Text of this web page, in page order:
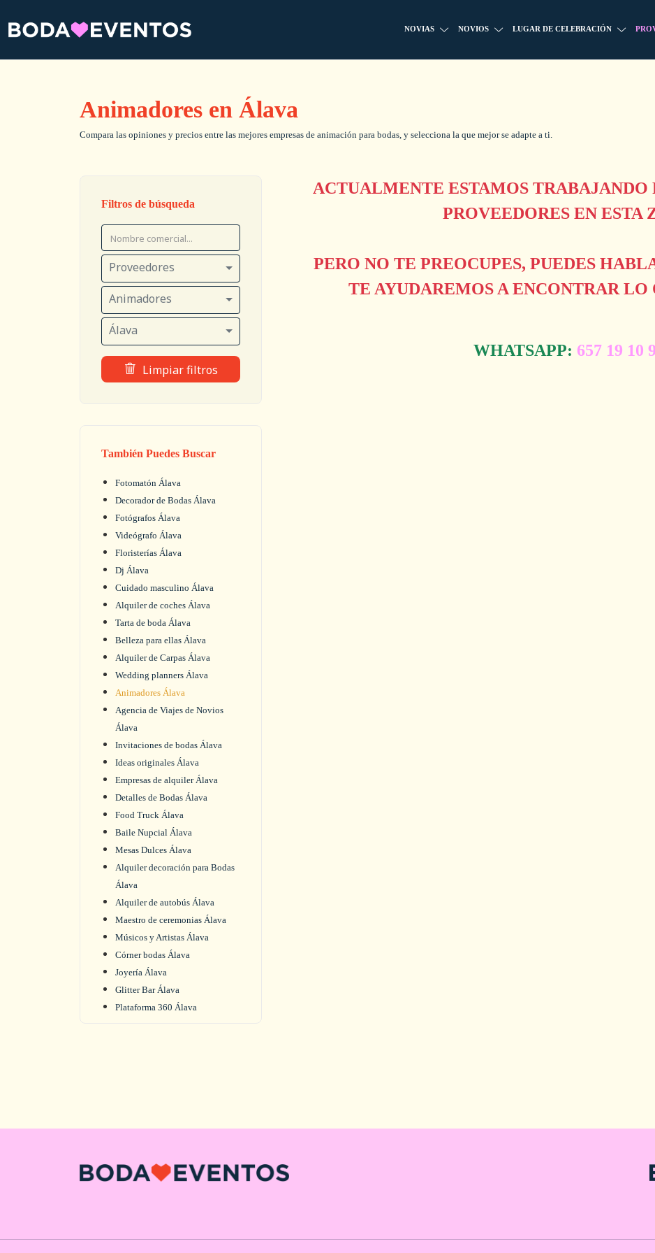
NOVIAS NOVIOS LUGAR DE CELEBRACIÓN
Animadores en Álava
Compara las opiniones y precios entre las mejores empresas de animación para bodas, y selecciona la que mejor se adapte a ti.
Filtros de búsqueda
Proveedores
Animadores
Álava
Limpiar filtros
También Puedes Buscar
Fotomatón Álava
Decorador de Bodas Álava
Fotógrafos Álava
Videógrafo Álava
Floristerías Álava
Dj Álava
Cuidado masculino Álava
Alquiler de coches Álava
Tarta de boda Álava
Belleza para ellas Álava
Alquiler de Carpas Álava
Wedding planners Álava
Animadores Álava
Agencia de Viajes de Novios
Álava
Invitaciones de bodas Álava
Ideas originales Álava
Empresas de alquiler Álava
Detalles de Bodas Álava
Food Truck Álava
Baile Nupcial Álava
Mesas Dulces Álava
Alquiler decoración para Bodas
Álava
Alquiler de autobús Álava
Maestro de ceremonias Álava
Músicos y Artistas Álava
Córner bodas Álava
Joyería Álava
Glitter Bar Álava
Plataforma 360 Álava
ACTUALMENTE ESTAMOS TRABAJANDO
PROVEEDORES EN ESTA
PERO NO TE PREOCUPES, PUEDES
TE AYUDAREMOS A ENCONTRAR LO
WHATSAPP: 657 19 10